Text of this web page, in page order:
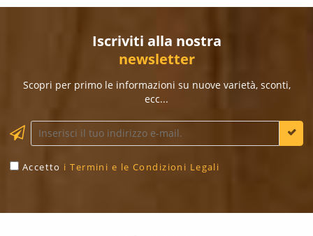
Iscriviti alla nostra
newsletter
Scopri per primo le informazioni su nuove varietà, sconti,
ecc...
Accetto i Termini e le Condizioni Legali